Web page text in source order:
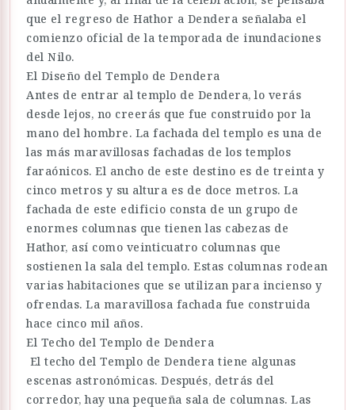
que el regreso de Hathor a Dendera señalaba el
comienzo oficial de la temporada de inundaciones
del Nilo.
El Diseño del Templo de Dendera
Antes de entrar al templo de Dendera, lo verás
desde lejos, no creerás que fue construido por la
mano del hombre. La fachada del templo es una de
las más maravillosas fachadas de los templos
faraónicos. El ancho de este destino es de treinta y
cinco metros y su altura es de doce metros. La
fachada de este edificio consta de un grupo de
enormes columnas que tienen las cabezas de
Hathor, así como veinticuatro columnas que
sostienen la sala del templo. Estas columnas rodean
varias habitaciones que se utilizan para incienso y
ofrendas. La maravillosa fachada fue construida
hace cinco mil años.
El Techo del Templo de Dendera
El techo del Templo de Dendera tiene algunas
escenas astronómicas. Después, detrás del
corredor, hay una pequeña sala de columnas. Las